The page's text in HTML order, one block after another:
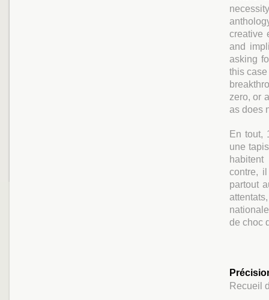
creative
and
asking
this
zero, or
as does
En tout,
une
habitent
contre,
partout
de choc
Recueil